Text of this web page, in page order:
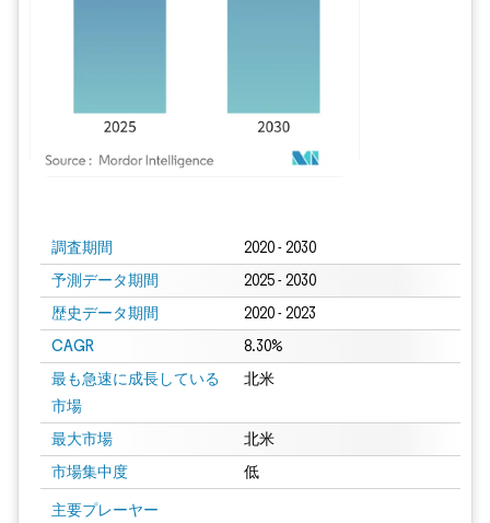
調査期間 2020 - 2030
予測データ期間 2025 - 2030
歴史データ期間 2020 - 2023
CAGR 8.30%
最も急速に成長している
市場
北米
最大市場 北米
市場集中度 低
主要プレーヤー